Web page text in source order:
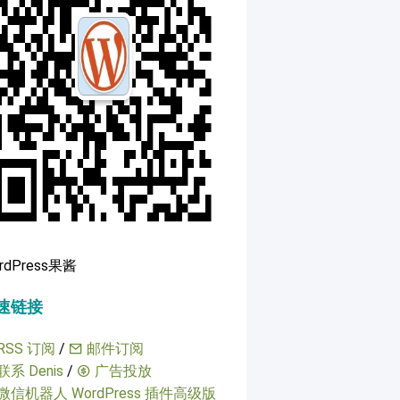
果酱
链接
订阅 /
邮件订阅
系 Denis /
广告投放
信机器人 WordPress 插件高级版